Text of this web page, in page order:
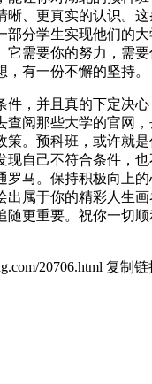
晰、更真实的认识。
部分学生实现他们的
它需要你的努力，需
有一份不懈的坚持。
件，并且真的下定决
查阅那些大学的官网
策。预科班，或许就
现自己不符合条件，
罗马。保持积极向上
出属于你的精彩人生
随更重要。祝你一切顺
20706.html 复制链